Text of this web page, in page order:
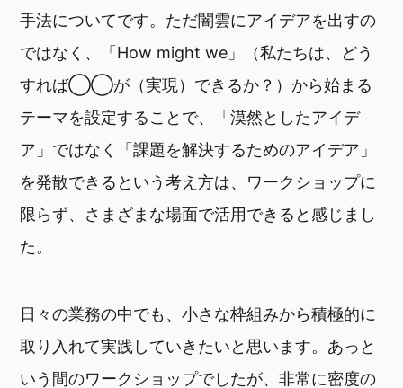
手法についてです。ただ闇雲にアイデアを出すの
ではなく、「How might we」（私たちは、どう
すれば◯◯が（実現）できるか？）から始まる
テーマを設定することで、「漠然としたアイデ
ア」ではなく「課題を解決するためのアイデア」
を発散できるという考え方は、ワークショップに
限らず、さまざまな場面で活用できると感じまし
た。
日々の業務の中でも、小さな枠組みから積極的に
取り入れて実践していきたいと思います。あっと
いう間のワークショップでしたが、非常に密度の